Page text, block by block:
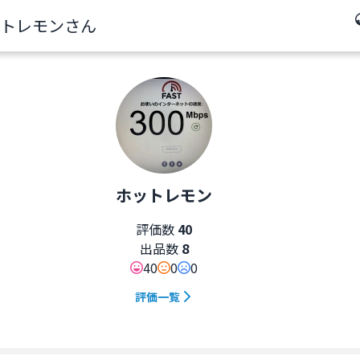
レモンさん
ホットレモン
評価数 40
出品数 8
40
0 0
評価一覧